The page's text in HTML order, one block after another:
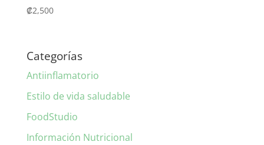
₡2,500
Categorías
Antiinflamatorio
Estilo de vida saludable
FoodStudio
Información Nutricional